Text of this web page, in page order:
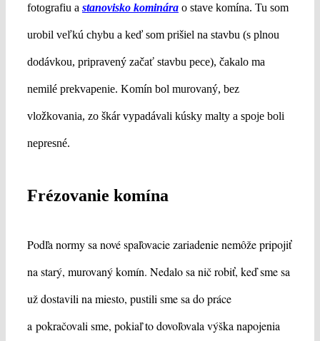
fotografiu a stanovisko kominárao stave komína. Tu som
urobil veľkú chybu a keď som prišiel na stavbu (s plnou
dodávkou, pripravený začať stavbu pece), čakalo ma
nemilé prekvapenie. Komín bol murovaný, bez
vložkovania, zo škár vypadávali kúsky malty a spoje boli
nepresné.
Frézovanie komína
Podľa normy sa nové spaľovacie zariadenie nemôže pripojiť
na starý, murovaný komín. Nedalo sa nič robiť, keď sme sa
už dostavili na miesto, pustili sme sa do práce
a pokračovali sme, pokiaľ to dovoľovala výška napojenia